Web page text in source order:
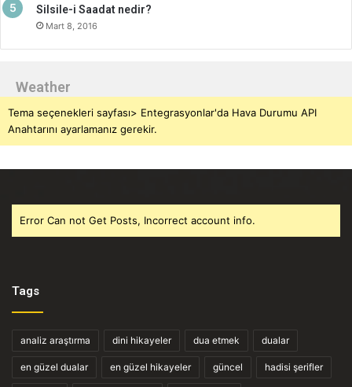
Silsile-i Saadat nedir?
Mart 8, 2016
Weather
Tema seçenekleri sayfası> Entegrasyonlar'da Hava Durumu API
Anahtarını ayarlamanız gerekir.
Error Can not Get Posts, Incorrect account info.
Tags
analiz araştırma dini hikayeler dua etmek dualar
en güzel dualar en güzel hikayeler güncel hadisi şerifler